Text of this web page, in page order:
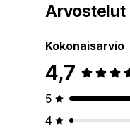
Arvostelut
Kokonaisarvio
4,7
5
4